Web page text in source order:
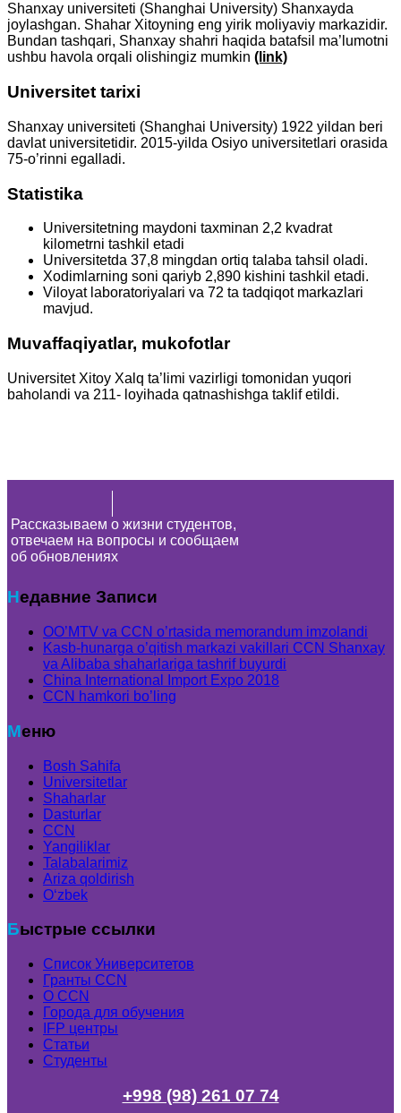
Shanxay universiteti (Shanghai University) Shanxayda
joylashgan. Shahar Xitoyning eng yirik moliyaviy markazidir.
Bundan tashqari, Shanxay shahri haqida batafsil ma’lumotni
ushbu havola orqali olishingiz mumkin (link)
Universitet tarixi
Shanxay universiteti (Shanghai University) 1922 yildan beri
davlat universitetidir. 2015-yilda Osiyo universitetlari orasida
75-o’rinni egalladi.
Statistika
Universitetning maydoni taxminan 2,2 kvadrat
kilometrni tashkil etadi
Universitetda 37,8 mingdan ortiq talaba tahsil oladi.
Xodimlarning soni qariyb 2,890 kishini tashkil etadi.
Viloyat laboratoriyalari va 72 ta tadqiqot markazlari
mavjud.
Muvaffaqiyatlar, mukofotlar
Universitet Xitoy Xalq ta’limi vazirligi tomonidan yuqori
baholandi va 211- loyihada qatnashishga taklif etildi.
Рассказываем о жизни студентов,
отвечаем на вопросы и сообщаем
об обновлениях
Недавние Записи
OO’MTV va CCN o’rtasida memorandum imzolandi
Kasb-hunarga o’qitish markazi vakillari CCN Shanxay
va Alibaba shaharlariga tashrif buyurdi
China International Import Expo 2018
CCN hamkori bo’ling
Меню
Bosh Sahifa
Universitetlar
Shaharlar
Dasturlar
CCN
Yangiliklar
Talabalarimiz
Ariza qoldirish
Oʻzbek
Быстрые ссылки
Список Университетов
Гранты ССN
О ССN
Города для обучения
IFP центры
Статьи
Студенты
+998 (98) 261 07 74